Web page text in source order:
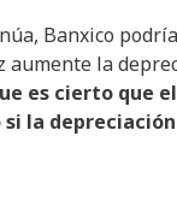
Banxico
la
es cierto que
la